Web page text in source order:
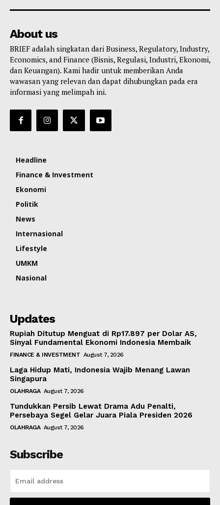
About us
BRIEF adalah singkatan dari Business, Regulatory, Industry,
Economics, and Finance (Bisnis, Regulasi, Industri, Ekonomi,
dan Keuangan). Kami hadir untuk memberikan Anda
wawasan yang relevan dan dapat dihubungkan pada era
informasi yang melimpah ini.
Headline
Finance & Investment
Ekonomi
Politik
News
Internasional
Lifestyle
UMKM
Nasional
Updates
Rupiah Ditutup Menguat di Rp17.897 per Dolar AS,
Sinyal Fundamental Ekonomi Indonesia Membaik
FINANCE & INVESTMENT August 7, 2026
Laga Hidup Mati, Indonesia Wajib Menang Lawan
Singapura
OLAHRAGA August 7, 2026
Tundukkan Persib Lewat Drama Adu Penalti,
Persebaya Segel Gelar Juara Piala Presiden 2026
OLAHRAGA August 7, 2026
Subscribe